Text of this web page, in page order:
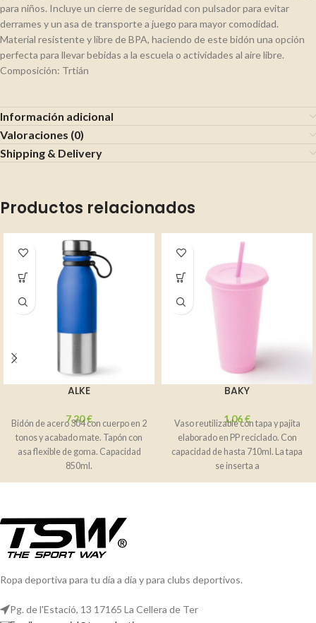
para niños. Incluye un cierre de seguridad con pulsador para evitar
derrames y un asa de transporte a juego para mayor comodidad.
Material resistente y libre de BPA, haciendo de este bidón una opción
perfecta para llevar bebidas a la escuela o actividades al aire libre.
Composición: Trtián
Información adicional
Valoraciones (0)
Shipping & Delivery
Productos relacionados
ALKE
7,20€
Bidón de acero 304 con cuerpo en 2
tonos y acabado mate. Tapón con
asa flexible de goma. Capacidad
850ml.
BAKY
1,06€
Vaso reutilizable con tapa y pajita
elaborado en PP reciclado. Con
capacidad de hasta 710ml. La tapa
se inserta a
Ropa deportiva para tu día a día y para clubs deportivos.
Pg. de l'Estació, 13 17165 La Cellera de Ter